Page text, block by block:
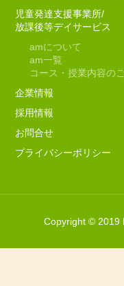
児童発達支援事業所/
放課後等デイサービス
amについて
am一覧
コース・授業内容の
企業情報
採用情報
お問合せ
プライバシーポリシー
Copyright © 2019